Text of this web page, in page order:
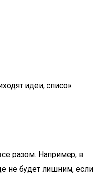
идеи, список
разом. Например, в
не будет лишним, если